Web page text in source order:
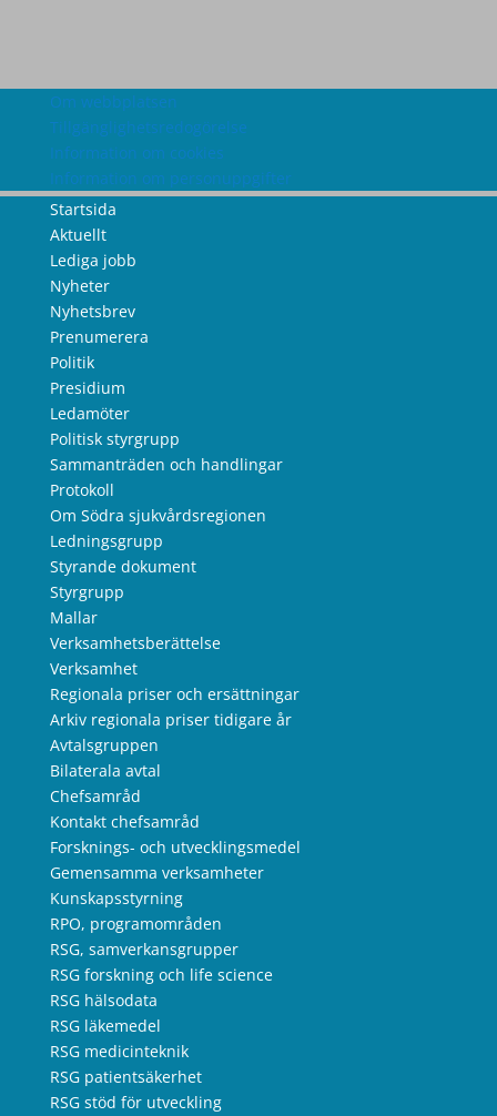
Om webbplatsen
Tillgänglighetsredogörelse
Information om cookies
Information om personuppgifter
Startsida
Aktuellt
Lediga jobb
Nyheter
Nyhetsbrev
Prenumerera
Politik
Presidium
Ledamöter
Politisk styrgrupp
Sammanträden och handlingar
Protokoll
Om Södra sjukvårdsregionen
Ledningsgrupp
Styrande dokument
Styrgrupp
Mallar
Verksamhetsberättelse
Verksamhet
Regionala priser och ersättningar
Arkiv regionala priser tidigare år
Avtalsgruppen
Bilaterala avtal
Chefsamråd
Kontakt chefsamråd
Forsknings- och utvecklingsmedel
Gemensamma verksamheter
Kunskapsstyrning
RPO, programområden
RSG, samverkansgrupper
RSG forskning och life science
RSG hälsodata
RSG läkemedel
RSG medicinteknik
RSG patientsäkerhet
RSG stöd för utveckling